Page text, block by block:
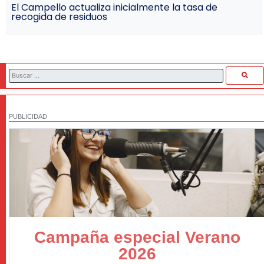
El Campello actualiza inicialmente la tasa de
recogida de residuos
PUBLICIDAD
Campaña especial Verano
2026